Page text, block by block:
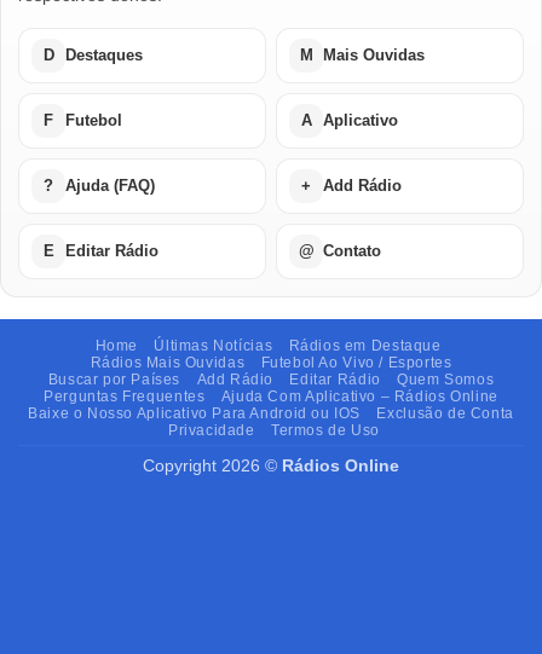
D Destaques M Mais Ouvidas
F Futebol A Aplicativo
? Ajuda (FAQ) + Add Rádio
E Editar Rádio @ Contato
Home Últimas Notícias
Rádios em Destaque
Rádios Mais Ouvidas
Futebol Ao Vivo / Esportes
Buscar por Países
Add Rádio Editar Rádio
Quem Somos
Perguntas Frequentes
Ajuda Com Aplicativo – Rádios Online
Baixe o Nosso Aplicativo Para Android ou IOS
Exclusão de Conta
Privacidade
Termos de Uso
Copyright 2026 © Rádios Online